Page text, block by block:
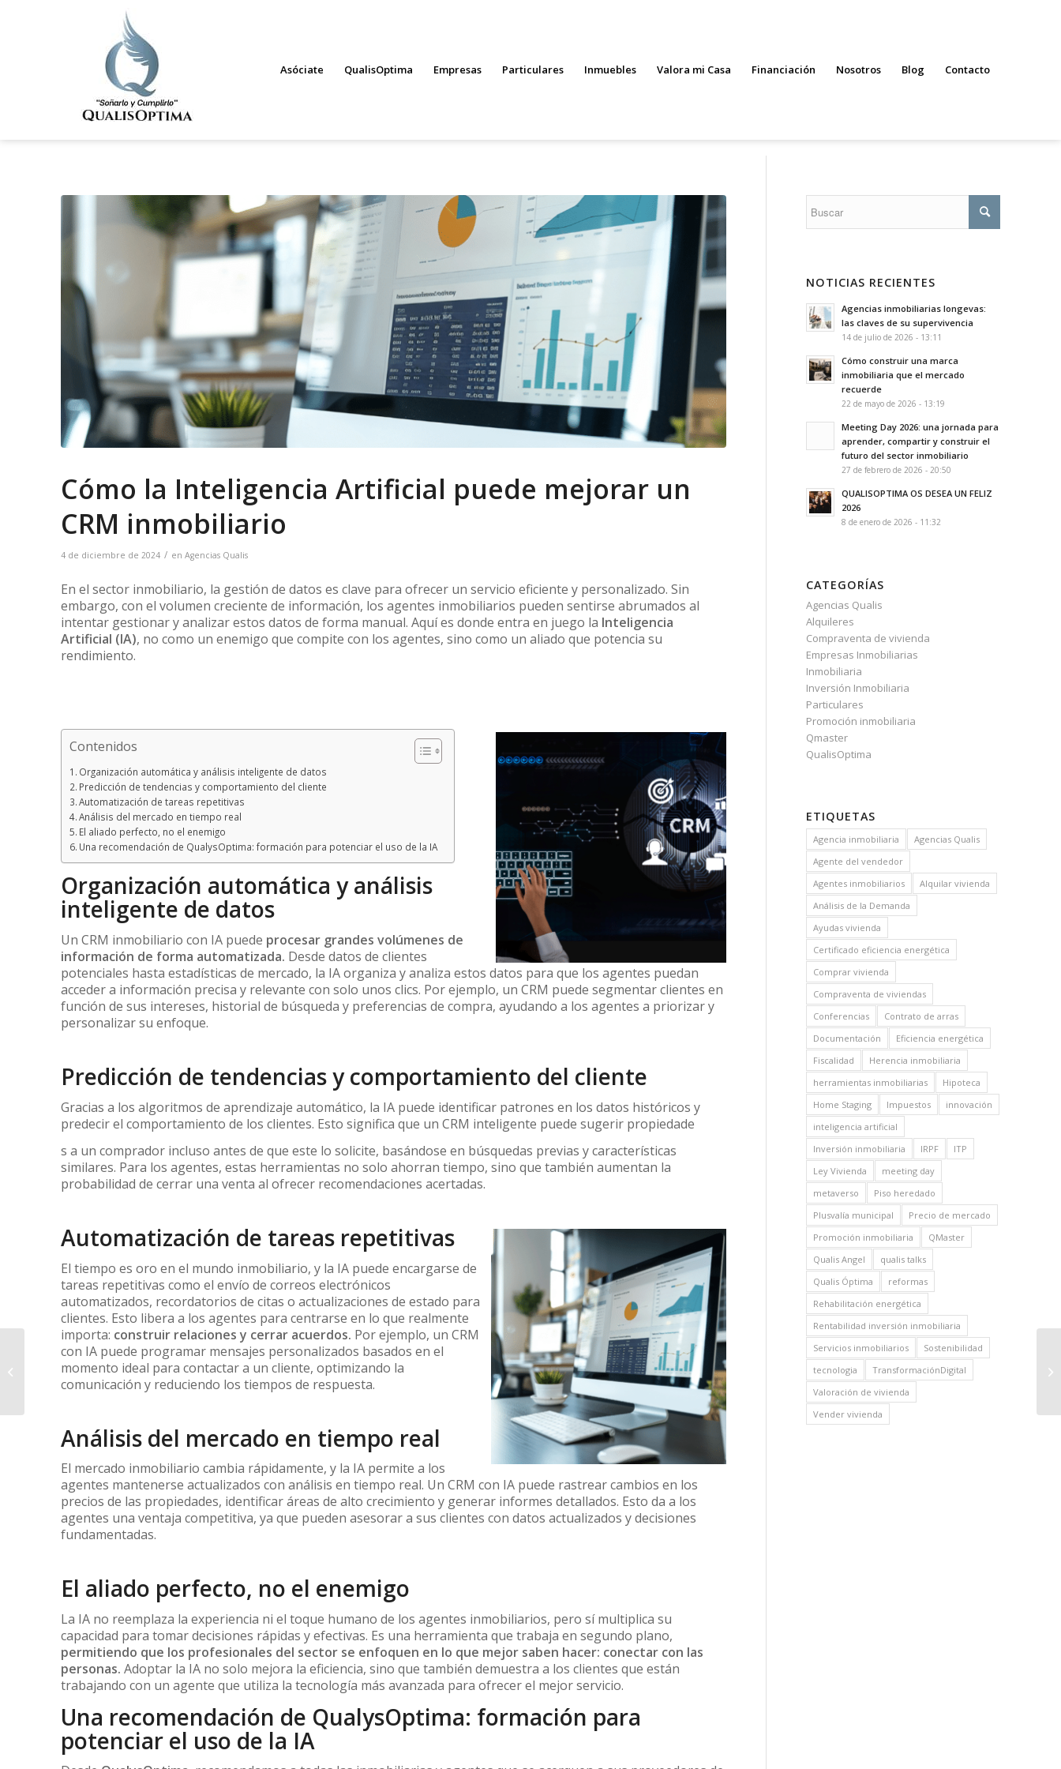
Asóciate QualisOptima Empresas Particulares Inmuebles Valora mi Casa Financiación Nosotros Blog Contacto
Cómo la Inteligencia Artificial puede mejorar un
CRM inmobiliario
4 de diciembre de 2024 / en Agencias Qualis
En el sector inmobiliario, la gestión de datos es clave para ofrecer un servicio eficiente y personalizado. Sin
embargo, con el volumen creciente de información, los agentes inmobiliarios pueden sentirse abrumados al
intentar gestionar y analizar estos datos de forma manual. Aquí es donde entra en juego la Inteligencia
Artificial (IA), no como un enemigo que compite con los agentes, sino como un aliado que potencia su
rendimiento.
Contenidos
Organización automática y análisis inteligente de datos
Predicción de tendencias y comportamiento del cliente
Automatización de tareas repetitivas
Análisis del mercado en tiempo real
El aliado perfecto, no el enemigo
Una recomendación de QualysOptima: formación para potenciar el uso de la IA
Organización automática y análisis
inteligente de datos
Un CRM inmobiliario con IA puede procesar grandes volúmenes de
información de forma automatizada. Desde datos de clientes
potenciales hasta estadísticas de mercado, la IA organiza y analiza estos datos para que los agentes puedan
acceder a información precisa y relevante con solo unos clics. Por ejemplo, un CRM puede segmentar clientes en
función de sus intereses, historial de búsqueda y preferencias de compra, ayudando a los agentes a priorizar y
personalizar su enfoque.
Predicción de tendencias y comportamiento del cliente
Gracias a los algoritmos de aprendizaje automático, la IA puede identificar patrones en los datos históricos y
predecir el comportamiento de los clientes. Esto significa que un CRM inteligente puede sugerir propiedade
s a un comprador incluso antes de que este lo solicite, basándose en búsquedas previas y características
similares. Para los agentes, estas herramientas no solo ahorran tiempo, sino que también aumentan la
probabilidad de cerrar una venta al ofrecer recomendaciones acertadas.
Automatización de tareas repetitivas
El tiempo es oro en el mundo inmobiliario, y la IA puede encargarse de
tareas repetitivas como el envío de correos electrónicos
automatizados, recordatorios de citas o actualizaciones de estado para
clientes. Esto libera a los agentes para centrarse en lo que realmente
importa: construir relaciones y cerrar acuerdos. Por ejemplo, un CRM
con IA puede programar mensajes personalizados basados en el
momento ideal para contactar a un cliente, optimizando la
comunicación y reduciendo los tiempos de respuesta.
Análisis del mercado en tiempo real
El mercado inmobiliario cambia rápidamente, y la IA permite a los
agentes mantenerse actualizados con análisis en tiempo real. Un CRM con IA puede rastrear cambios en los
precios de las propiedades, identificar áreas de alto crecimiento y generar informes detallados. Esto da a los
agentes una ventaja competitiva, ya que pueden asesorar a sus clientes con datos actualizados y decisiones
fundamentadas.
El aliado perfecto, no el enemigo
La IA no reemplaza la experiencia ni el toque humano de los agentes inmobiliarios, pero sí multiplica su
capacidad para tomar decisiones rápidas y efectivas. Es una herramienta que trabaja en segundo plano,
permitiendo que los profesionales del sector se enfoquen en lo que mejor saben hacer: conectar con las
personas. Adoptar la IA no solo mejora la eficiencia, sino que también demuestra a los clientes que están
trabajando con un agente que utiliza la tecnología más avanzada para ofrecer el mejor servicio.
Una recomendación de QualysOptima: formación para
potenciar el uso de la IA
NOTICIAS RECIENTES
Agencias inmobiliarias longevas:
las claves de su supervivencia
14 de julio de 2026 - 13:11
Cómo construir una marca
inmobiliaria que el mercado
recuerde
22 de mayo de 2026 - 13:19
Meeting Day 2026: una jornada para
aprender, compartir y construir el
futuro del sector inmobiliario
27 de febrero de 2026 - 20:50
QUALISOPTIMA OS DESEA UN FELIZ
2026
8 de enero de 2026 - 11:32
CATEGORÍAS
Agencias Qualis
Alquileres
Compraventa de vivienda
Empresas Inmobiliarias
Inmobiliaria
Inversión Inmobiliaria
Particulares
Promoción inmobiliaria
Qmaster
QualisOptima
ETIQUETAS
Agencia inmobiliaria
Agencias Qualis
Agente del vendedor
Agentes inmobiliarios
Alquilar vivienda
Análisis de la Demanda
Ayudas vivienda
Certificado eficiencia energética
Comprar vivienda
Compraventa de viviendas
Conferencias
Contrato de arras
Documentación
Eficiencia energética
Fiscalidad
Herencia inmobiliaria
herramientas inmobiliarias
Hipoteca
Home Staging
Impuestos
innovación
inteligencia artificial
Inversión inmobiliaria
IRPF
ITP
Ley Vivienda
meeting day
metaverso
Piso heredado
Plusvalía municipal
Precio de mercado
Promoción inmobiliaria
QMaster
Qualis Angel
qualis talks
Qualis Óptima
reformas
Rehabilitación energética
Rentabilidad inversión inmobiliaria
Servicios inmobiliarios
Sostenibilidad
tecnologia
TransformaciónDigital
Valoración de vivienda
Vender vivienda
Capacitación
Inmobiliaria: La Clave
del Éxito en un